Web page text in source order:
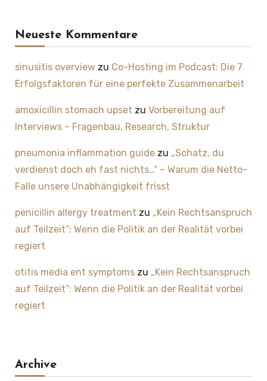
Neueste Kommentare
sinusitis overviewzu Co-Hosting im Podcast: Die 7
Erfolgsfaktoren für eine perfekte Zusammenarbeit
amoxicillin stomach upset zu Vorbereitung auf
Interviews – Fragenbau, Research, Struktur
pneumonia inflammation guidezu „Schatz, du
verdienst doch eh fast nichts…“ – Warum die Netto-
Falle unsere Unabhängigkeit frisst
penicillin allergy treatment zu „Kein Rechtsanspruch
auf Teilzeit“: Wenn die Politik an der Realität vorbei
regiert
otitis media ent symptomszu „Kein Rechtsanspruch
auf Teilzeit“: Wenn die Politik an der Realität vorbei
regiert
Archive